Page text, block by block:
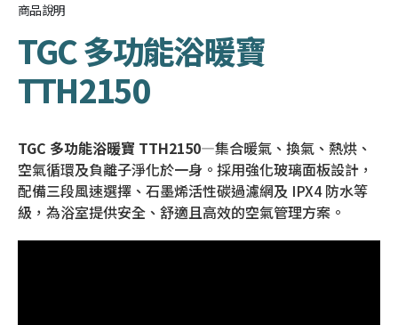
商品說明
TGC 多功能浴暖寶
TTH2150
TGC 多功能浴暖寶 TTH2150—集合暖氣、換氣、熱烘、
空氣循環及負離子淨化於一身。採用強化玻璃面板設計，
配備三段風速選擇、石墨烯活性碳過濾網及 IPX4 防水等
級，為浴室提供安全、舒適且高效的空氣管理方案。